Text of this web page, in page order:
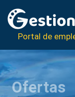
Portal de
Ofertas